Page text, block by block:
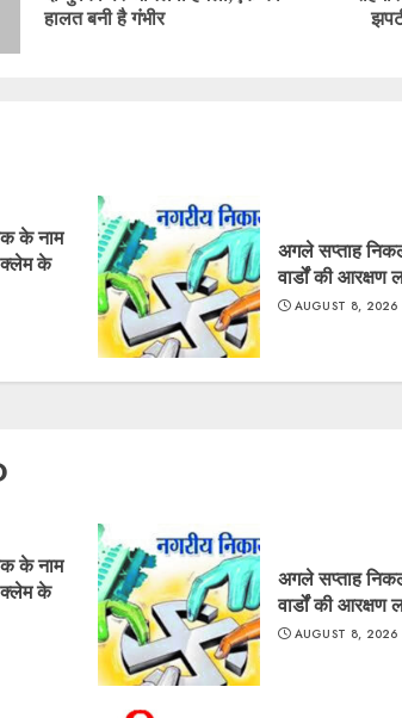
हालत बनी है गंभीर
के नाम
क्लेम के
अगले सप्ताह
वार्डों की आरक्षण
AUGUST 8, 2026
के नाम
क्लेम के
अगले सप्ताह
वार्डों की आरक्षण
AUGUST 8, 2026